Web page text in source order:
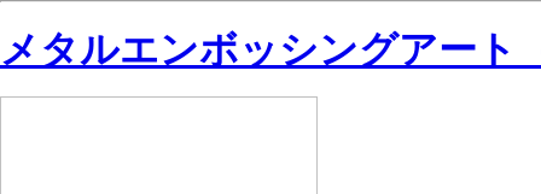
メタルエンボッシングアート